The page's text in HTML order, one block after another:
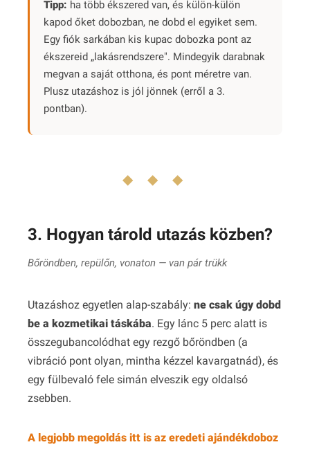
Tipp: ha több ékszered van, és külön-külön
kapod őket dobozban, ne dobd el egyiket sem.
Egy fiók sarkában kis kupac dobozka pont az
ékszereid „lakásrendszere". Mindegyik darabnak
megvan a saját otthona, és pont méretre van.
Plusz utazáshoz is jól jönnek (erről a 3.
pontban).
◆ ◆ ◆
3. Hogyan tárold utazás közben?
Bőröndben, repülőn, vonaton — van pár trükk
Utazáshoz egyetlen alap-szabály: ne csak úgy dobd
be a kozmetikai táskába. Egy lánc 5 perc alatt is
összegubancolódhat egy rezgő bőröndben (a
vibráció pont olyan, mintha kézzel kavargatnád), és
egy fülbevaló fele simán elveszik egy oldalsó
zsebben.
A legjobb megoldás itt is az eredeti ajándékdoboz